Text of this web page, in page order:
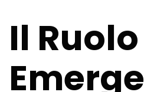
Il Ruolo